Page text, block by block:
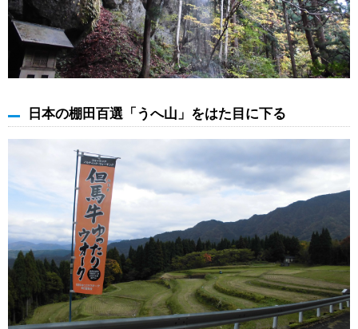
日本の棚田百選「うへ山」をはた目に下る